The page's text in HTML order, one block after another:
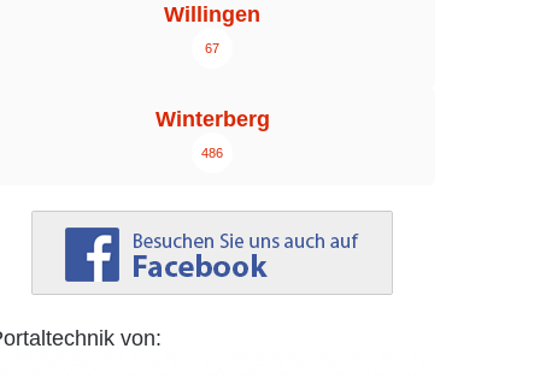
Willingen
67
Winterberg
486
von: